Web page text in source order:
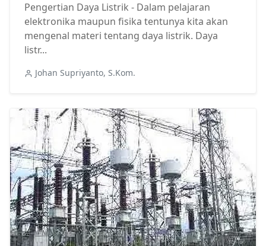
Pengertian Daya Listrik - Dalam pelajaran
elektronika maupun fisika tentunya kita akan
mengenal materi tentang daya listrik. Daya
listr...
Johan Supriyanto, S.Kom.